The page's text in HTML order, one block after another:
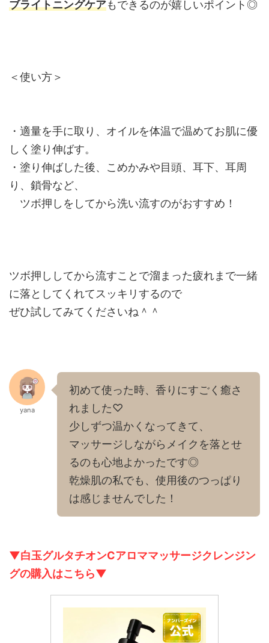
ブライトニングケアもできるのが嬉しいポイント◎
＜使い方＞
・適量を手に取り、オイルを体温で温めてお肌に優
しく塗り伸ばす。
・塗り伸ばした後、こめかみや目頭、耳下、耳周
り、鎖骨など、
ツボ押しをしてから洗い流すのがおすすめ！
ツボ押ししてから流すことで溜まった疲れまで一緒
に落としてくれてスッキリするので
ぜひ試してみてくださいね＾＾
yana
初めて使った時、香りにすごく癒さ
れました♡
少しずつ温かくなってきて、
マッサージしながらメイクを落とせ
るのも心地よかったです◎
乾燥肌の私でも、使用後のつっぱり
は感じませんでした！
▼白玉グルタチオンCアロママッサージクレンジン
グの購入はこちら▼